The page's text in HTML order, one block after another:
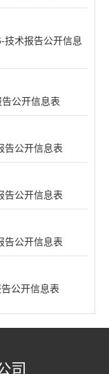
技术报告公开信息
公开信息表
告公开信息表
告公开信息表
告公开信息表
公开信息表
司